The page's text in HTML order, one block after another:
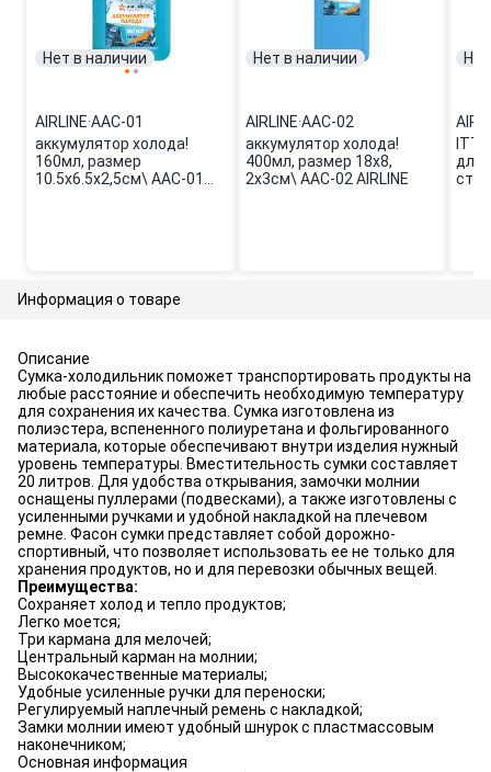
Нет в наличии
AIRLINE·AAC-01
аккумулятор холода!
160мл, размер
10.5x6.5x2,5см\ AAC-01
Нет в наличии
AIRLINE·AAC-02
аккумулятор холода!
400мл, размер 18x8,
2x3см\ AAC-02 AIRLINE
для
Информация о товаре
Описание
Сумка-холодильник поможет транспортировать продукты на
любые расстояние и обеспечить необходимую температуру
для сохранения их качества. Сумка изготовлена из
полиэстера, вспененного полиуретана и фольгированного
материала, которые обеспечивают внутри изделия нужный
уровень температуры. Вместительность сумки составляет
20 литров. Для удобства открывания, замочки молнии
оснащены пуллерами (подвесками), а также изготовлены с
усиленными ручками и удобной накладкой на плечевом
ремне. Фасон сумки представляет собой дорожно-
спортивный, что позволяет использовать ее не только для
хранения продуктов, но и для перевозки обычных вещей.
Преимущества:
Сохраняет холод и тепло продуктов;
Легко моется;
Три кармана для мелочей;
Центральный карман на молнии;
Высококачественные материалы;
Удобные усиленные ручки для переноски;
Регулируемый наплечный ремень с накладкой;
Замки молнии имеют удобный шнурок с пластмассовым
наконечником;
Основная информация